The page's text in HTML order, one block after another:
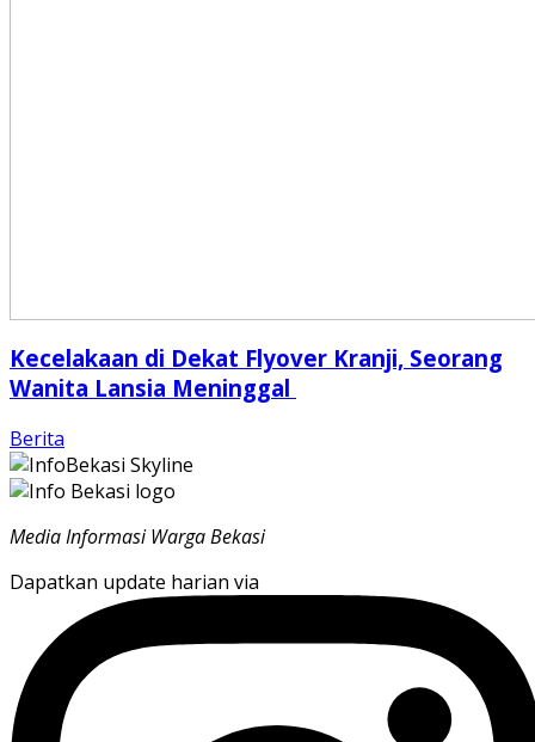
Kecelakaan di Dekat Flyover Kranji, Seorang
Wanita Lansia Meninggal
Berita
Media Informasi Warga Bekasi
Dapatkan update harian via